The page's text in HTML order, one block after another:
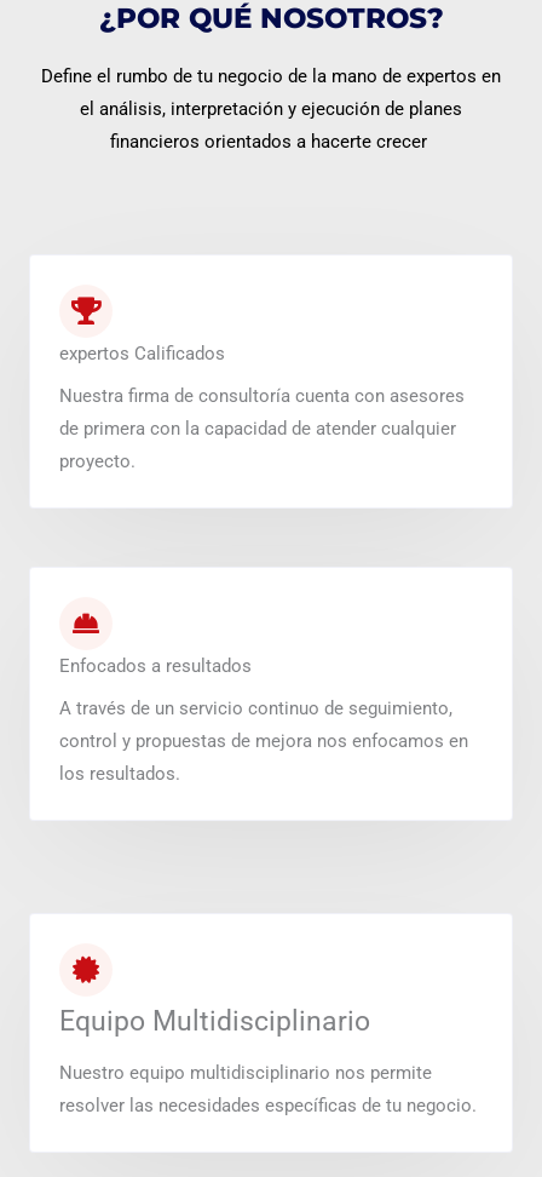
¿POR QUÉ NOSOTROS?
Define el rumbo de tu negocio de la mano de expertos en
el análisis, interpretación y ejecución de planes
financieros orientados a hacerte crecer
expertos Calificados
Nuestra firma de consultoría cuenta con asesores
de primera con la capacidad de atender cualquier
proyecto.
Enfocados a resultados
A través de un servicio continuo de seguimiento,
control y propuestas de mejora nos enfocamos en
los resultados.
Equipo Multidisciplinario
Nuestro equipo multidisciplinario nos permite
resolver las necesidades específicas de tu negocio.